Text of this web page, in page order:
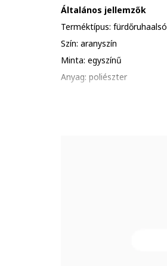
Általános jellemzők
Terméktípus: fürdőruhaalsó
Szín: aranyszín
Minta: egyszínű
Anyag: poliészter